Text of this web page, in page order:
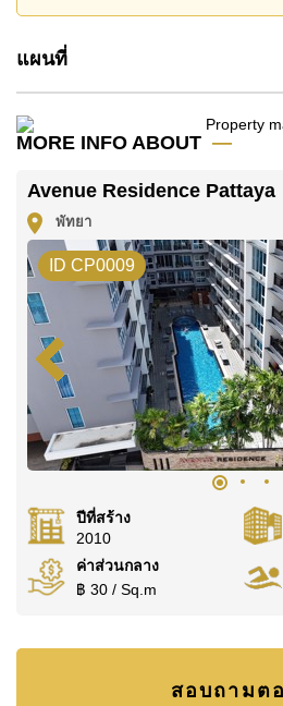
อสังหาริมทรัพย์นี้เปิดให้เช่าระยะ
บาทต่อเดือน
มัดจำ 2 เดือน ก่อนเข้าอยู่อาศัย
คุณ!
ติดต่อ Cornerstone Real
หรือ อีเมล
WhatsApp ของสำนักงาน:
@cornerstonepattaya
แผนที่
MORE INFO ABOUT
Avenue Residence Pattaya
พัทยา
ID CP0009
ปีที่สร้าง
2010
ค่าส่วนกลาง
฿ 30 / Sq.m
สอบถามต